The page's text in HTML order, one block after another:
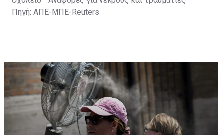
Πηγή: ΑΠΕ-ΜΠΕ-Reuters